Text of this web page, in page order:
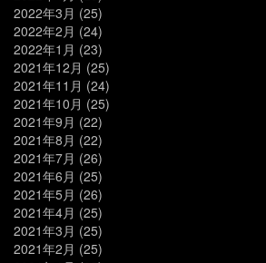
2022年3月 (25)
2022年2月 (24)
2022年1月 (23)
2021年12月 (25)
2021年11月 (24)
2021年10月 (25)
2021年9月 (22)
2021年8月 (22)
2021年7月 (26)
2021年6月 (25)
2021年5月 (26)
2021年4月 (25)
2021年3月 (25)
2021年2月 (25)